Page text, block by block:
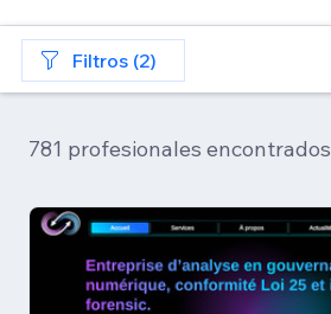
Filtros (2)
781 profesionales encontrados